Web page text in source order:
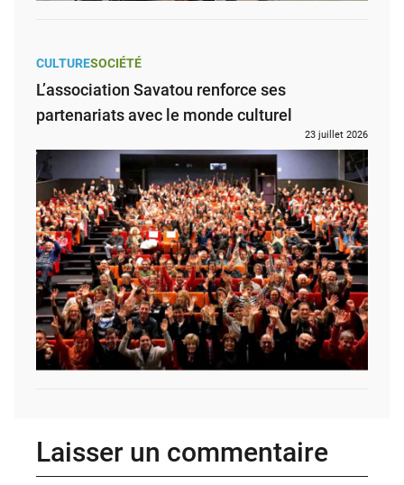
CULTURESOCIÉTÉ
L’association Savatou renforce ses
partenariats avec le monde culturel
23 juillet 2026
Laisser un commentaire